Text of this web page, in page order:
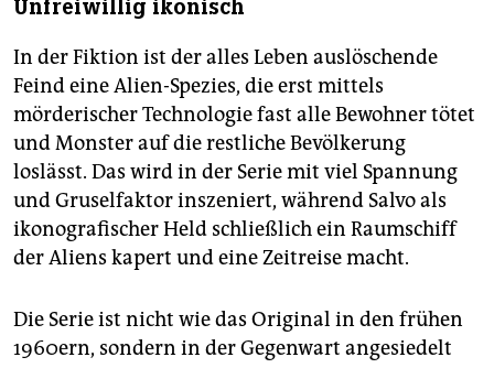
Unfreiwillig ikonisch
In der Fiktion ist der alles Leben auslöschende
Feind eine Alien-Spezies, die erst mittels
mörderischer Technologie fast alle Bewohner tötet
und Monster auf die restliche Bevölkerung
loslässt. Das wird in der Serie mit viel Spannung
und Gruselfaktor inszeniert, während Salvo als
ikonografischer Held schließlich ein Raumschiff
der Aliens kapert und eine Zeitreise macht.
Die Serie ist nicht wie das Original in den frühen
1960ern, sondern in der Gegenwart angesiedelt